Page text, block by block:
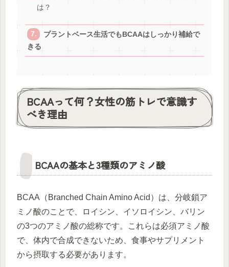
は？
プラントベース生活でもBCAAはしっかり補給で
きる
BCAAって何？女性の筋トレで意識す
べき理由
BCAAの基本と3種類のアミノ酸
BCAA（Branched Chain Amino Acid）は、分岐鎖ア
ミノ酸のことで、ロイシン、イソロイシン、バリン
の3つのアミノ酸の総称です。これらは必須アミノ酸
で、体内で合成できないため、食事やサプリメント
から摂取する必要があります。